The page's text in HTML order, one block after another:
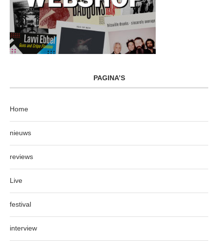
PAGINA’S
Home
nieuws
reviews
Live
festival
interview